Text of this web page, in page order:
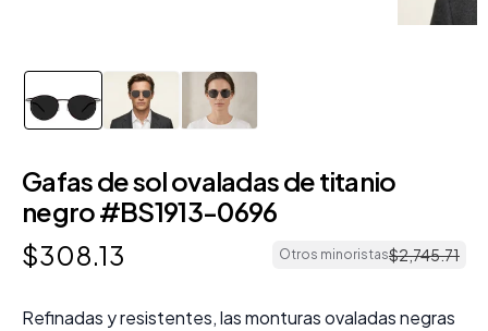
Gafas de sol ovaladas de titanio
negro #BS1913-0696
$308.13 Otros minoristas$2,745.71
Refinadas y resistentes, las monturas ovaladas negras